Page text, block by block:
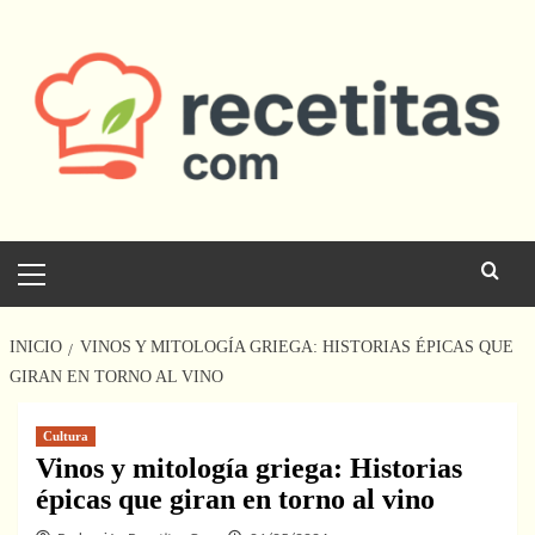
contenido
principal
INICIO
VINOS Y MITOLOGÍA GRIEGA: HISTORIAS ÉPICAS QUE
GIRAN EN TORNO AL VINO
Cultura
Vinos y mitología griega: Historias
épicas que giran en torno al vino